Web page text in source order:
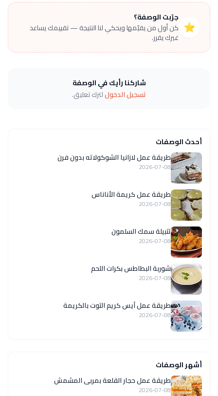
⭐
جرّبت الوصفة؟
كن أول من يقيّمها ويحكي لنا النتيجة — تقييمك يساعد
غيرك يقرر.
شاركنا رأيك في الوصفة
تسجيل الدخوللترك تعليق.
أحدث الوصفات
طريقة عمل لازانيا الشوكولاته بدون فرن
2026-07-08
طريقة عمل كريمة الأناناس
2026-07-08
تتبيلة سمك السلمون
2026-07-08
شوربة البطاطس بكرات اللحم
2026-07-08
طريقة عمل آيس كريم التوت بالكريمة
2026-07-08
أشهر الوصفات
طريقة عمل حجار القلعة بمربى المشمش
2026-07-08